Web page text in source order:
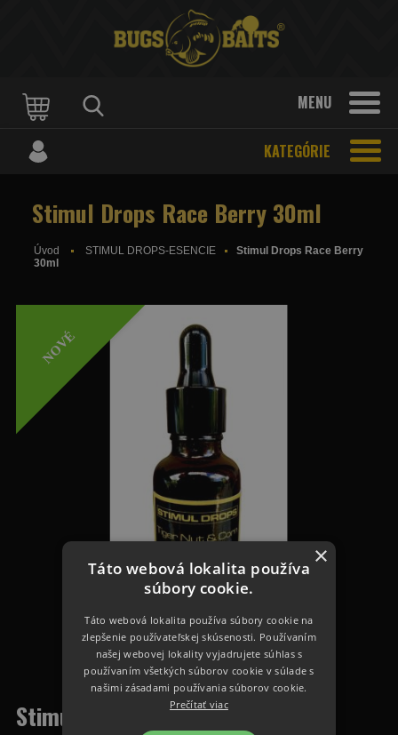
MENU
KATEGÓRIE
Stimul Drops Race Berry 30ml
Úvod STIMUL DROPS-ESENCIE
Stimul Drops Race Berry
30ml
NOVÉ
Stimul Drops Race Berry 30ml
×
Táto webová lokalita používa
súbory cookie.
Táto webová lokalita používa súbory cookie na
zlepšenie používateľskej skúsenosti. Používaním
našej webovej lokality vyjadrujete súhlas s
používaním všetkých súborov cookie v súlade s
našimi zásadami používania súborov cookie.
Prečítať viac